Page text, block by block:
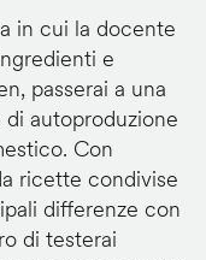
in cui la docente
e
passerai a una
autoproduzione
Con
ricette condivise
differenze con
di testerai